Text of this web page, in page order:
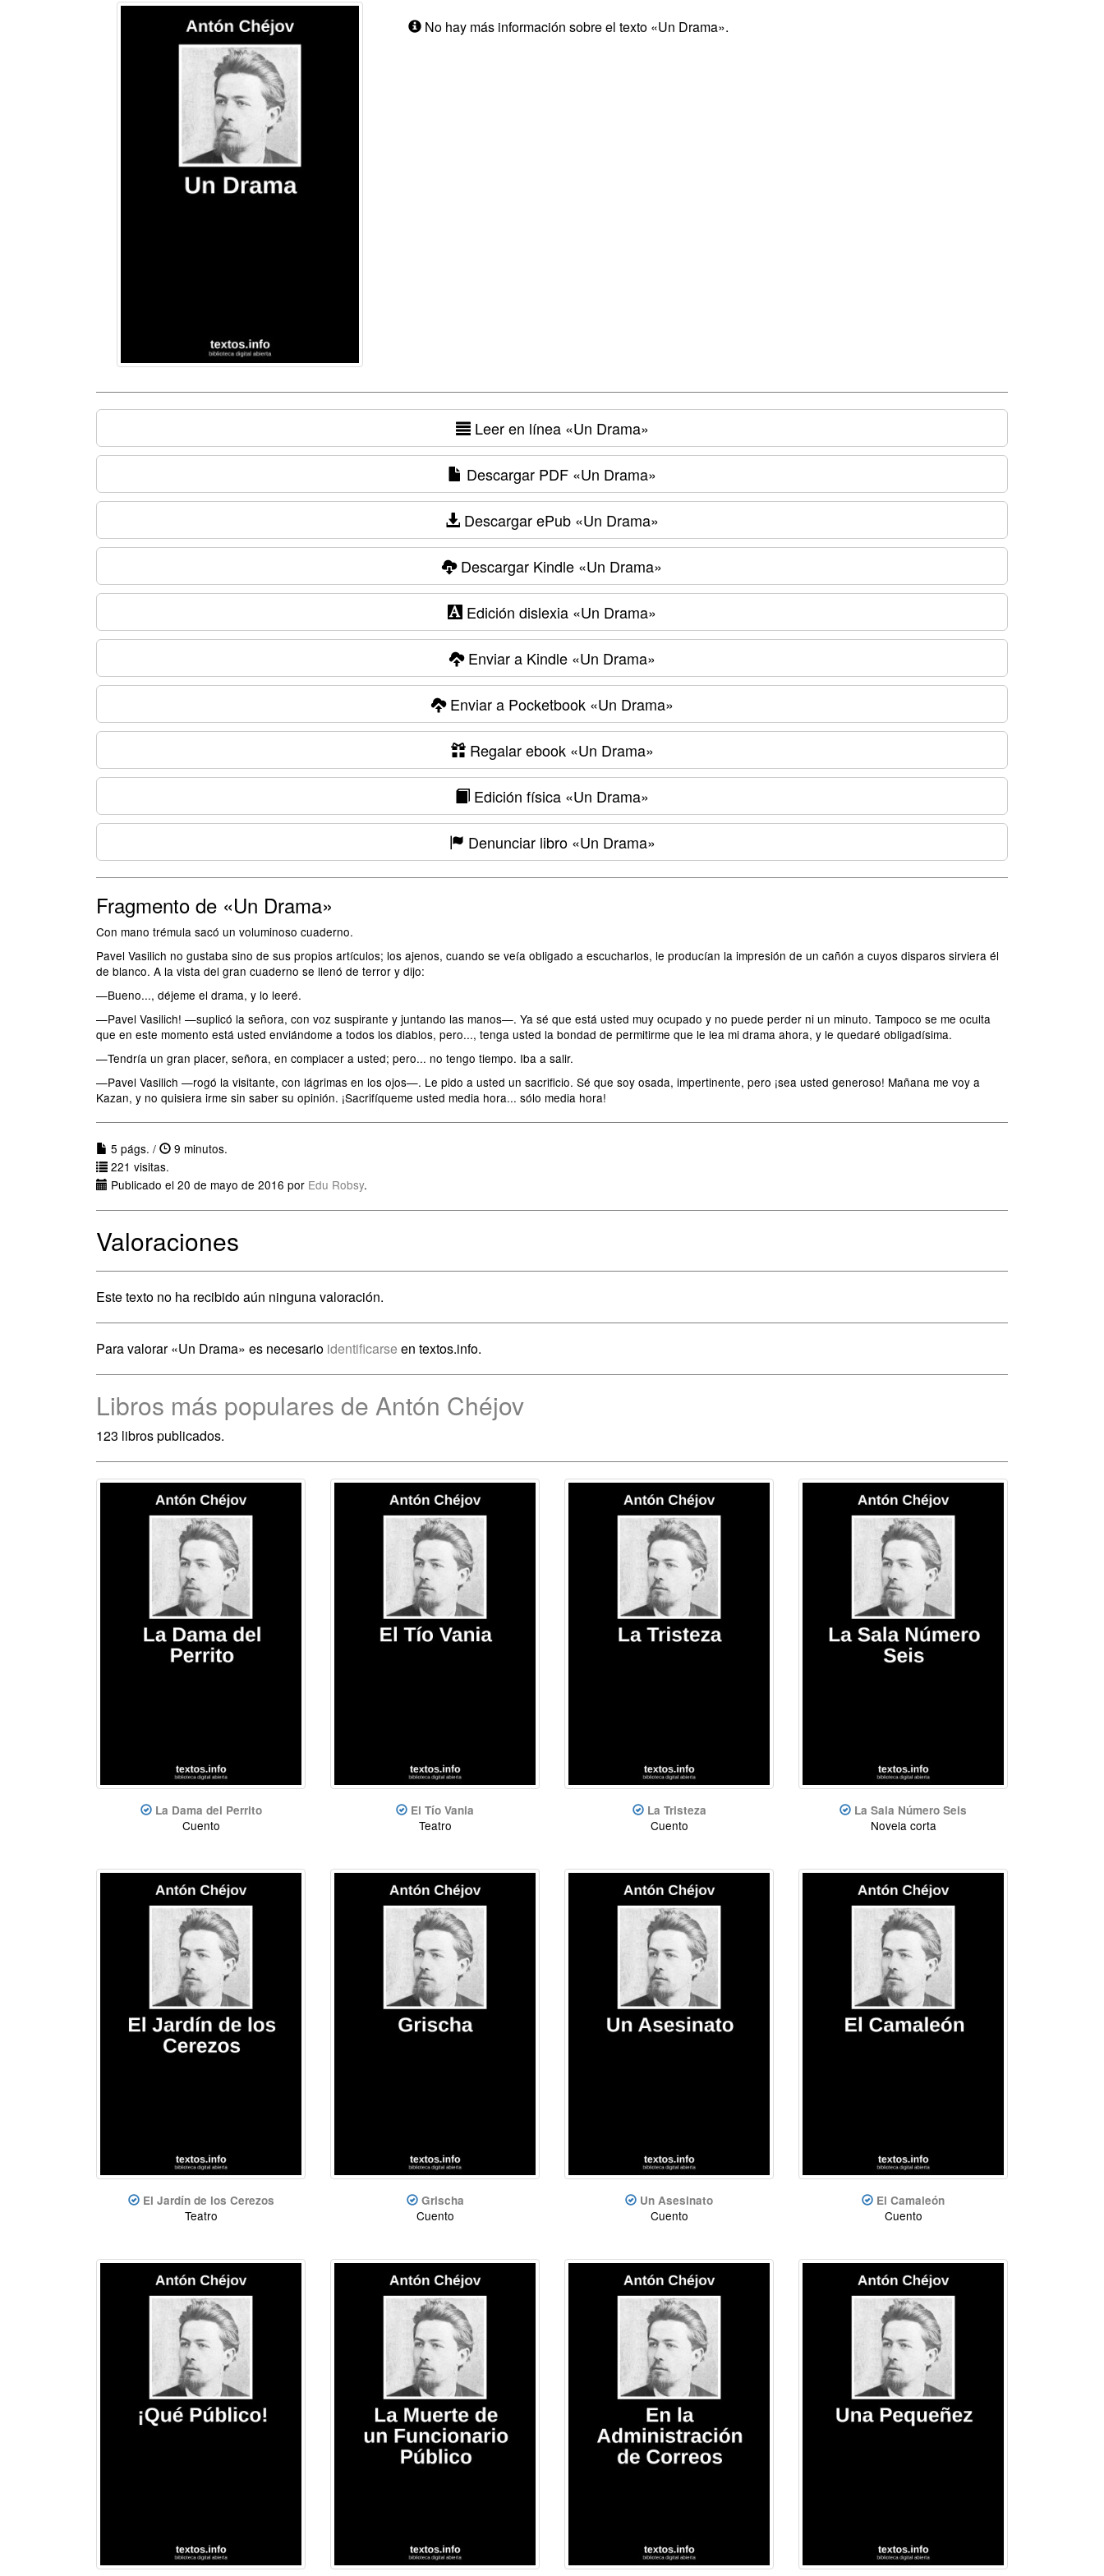
No hay más información sobre el texto «Un Drama».
Leer en línea«Un Drama»
Descargar PDF «Un Drama»
Descargar ePub «Un Drama»
Descargar Kindle «Un Drama»
Edición dislexia «Un Drama»
Enviar a Kindle«Un Drama»
Enviar a Pocketbook«Un Drama»
Regalar ebook«Un Drama»
Edición física «Un Drama»
Denunciar libro«Un Drama»
Fragmento de «Un Drama»
Con mano trémula sacó un voluminoso cuaderno.
Pavel Vasilich no gustaba sino de sus propios artículos; los ajenos, cuando se veía obligado a escucharlos, le producían la impresión de un cañón a cuyos disparos sirviera él
de blanco. A la vista del gran cuaderno se llenó de terror y dijo:
—Bueno..., déjeme el drama, y lo leeré.
—Pavel Vasilich! —suplicó la señora, con voz suspirante y juntando las manos—. Ya sé que está usted muy ocupado y no puede perder ni un minuto. Tampoco se me oculta
que en este momento está usted enviándome a todos los diablos, pero..., tenga usted la bondad de permitirme que le lea mi drama ahora, y le quedaré obligadísima.
—Tendría un gran placer, señora, en complacer a usted; pero... no tengo tiempo. Iba a salir.
—Pavel Vasilich —rogó la visitante, con lágrimas en los ojos—. Le pido a usted un sacrificio. Sé que soy osada, impertinente, pero ¡sea usted generoso! Mañana me voy a
Kazan, y no quisiera irme sin saber su opinión. ¡Sacrifíqueme usted media hora... sólo media hora!
5 págs. /
9 minutos.
221 visitas.
Publicado el 20 de mayo de 2016 por Edu Robsy.
Valoraciones
Este texto no ha recibido aún ninguna valoración.
Para valorar «Un Drama» es necesario identificarse en textos.info.
Libros más populares de Antón Chéjov
123 libros publicados.
La Dama del Perrito
Cuento
El Tío Vania
Teatro
La Tristeza
Cuento
La Sala Número Seis
Novela corta
El Jardín de los Cerezos
Teatro
Grischa
Cuento
Un Asesinato
Cuento
El Camaleón
Cuento